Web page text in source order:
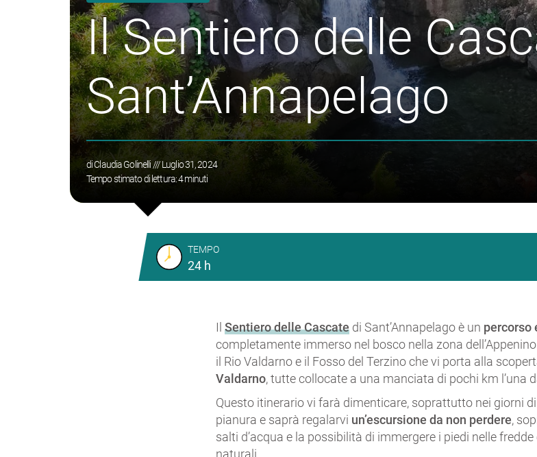
Il Sentiero delle
Sant’Annapelago
diClaudia Golinelli/// Luglio 31, 2024
Tempo stimato di lettura:4minuti
TEMPO
24 h
IlSentiero delle Cascate di Sant’Annapelago è un percorso
completamente immerso nel bosco nella zona
il Rio Valdarno e il Fosso del Terzino che vi porta alla
Valdarno, tutte collocate a una manciata di pochi km l’una
Questo itinerario vi farà dimenticare, soprattutto nei giorni
pianura e saprà regalarvi un’escursione da non perdere,
salti d’acqua e la possibilità di immergere i piedi nelle
naturali.